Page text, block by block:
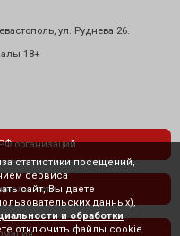
ул. Руднева 26.
18+
организаций
статистики посещений,
сервиса
сайт, Вы даете
данных),
и обработки
отключить файлы cookie